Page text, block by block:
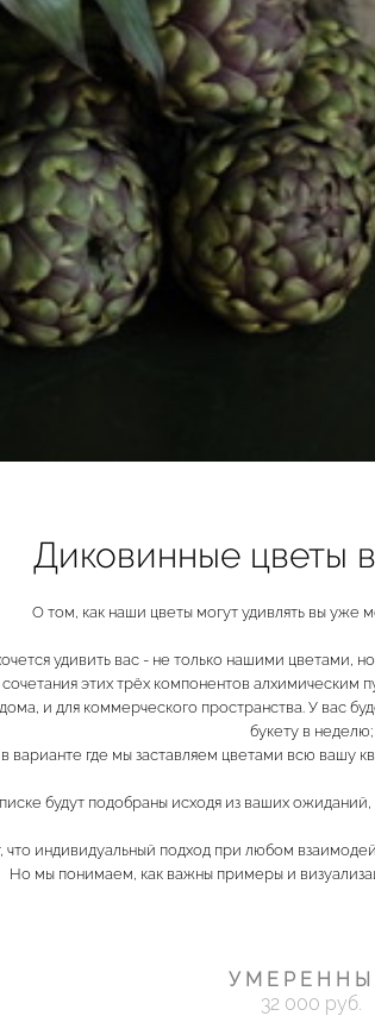
Диковинные цветы
О том, как наши цветы могут удивлять вы уже
удивить вас - не только нашими цветами,
сочетания этих трёх компонентов алхимическим
и для коммерческого пространства. У вас
букету в неделю;
в варианте где мы заставляем цветами всю вашу
будут подобраны исходя из ваших
что индивидуальный подход при любом
Но мы понимаем, как важны примеры и
У М Е Р Е Н Н Ы
32 000 руб.